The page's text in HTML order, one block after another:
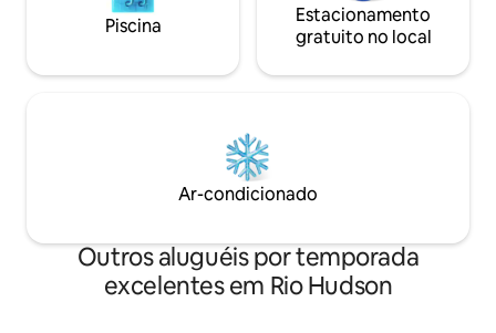
Piscina
Estacionamento
gratuito no local
Ar-condicionado
Outros aluguéis por temporada
excelentes em Rio Hudson